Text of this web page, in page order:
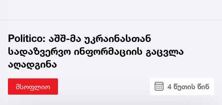
Politico: აშშ-მა უკრაინასთან
სადაზვერვო ინფორმაციის გაცვლა
აღადგინა
მსოფლიო 4 წუთის წინ